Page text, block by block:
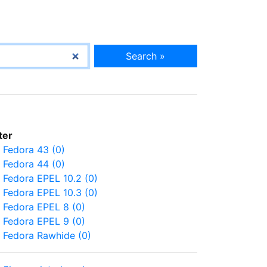
Search »
Fedora 43 (0)
Fedora 44 (0)
Fedora EPEL 10.2 (0)
Fedora EPEL 10.3 (0)
Fedora EPEL 8 (0)
Fedora EPEL 9 (0)
Fedora Rawhide (0)